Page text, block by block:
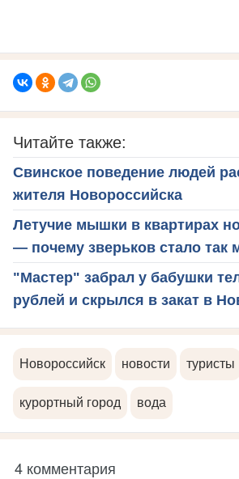
Читайте также:
Свинское поведение людей
жителя Новороссийска
Летучие мышки в квартирах
— почему зверьков стало так
"Мастер" забрал у бабушки
рублей и скрылся в закат в
Новороссийск новости туристы
курортный город вода
4 комментария